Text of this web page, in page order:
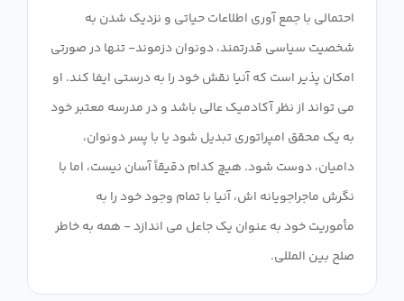
احتمالی با جمع آوری اطلاعات حیاتی و نزدیک شدن به
شخصیت سیاسی قدرتمند، دونوان دزموند- تنها در صورتی
امکان پذیر است که آنیا نقش خود را به درستی ایفا کند. او
می تواند از نظر آکادمیک عالی باشد و در مدرسه معتبر خود
به یک محقق امپراتوری تبدیل شود یا با پسر دونوان،
دامیان، دوست شود. هیچ کدام دقیقاً آسان نیست، اما با
نگرش ماجراجویانه اش، آنیا با تمام وجود خود را به
مأموریت خود به عنوان یک جاعل می اندازد - همه به خاطر
صلح بین المللی.